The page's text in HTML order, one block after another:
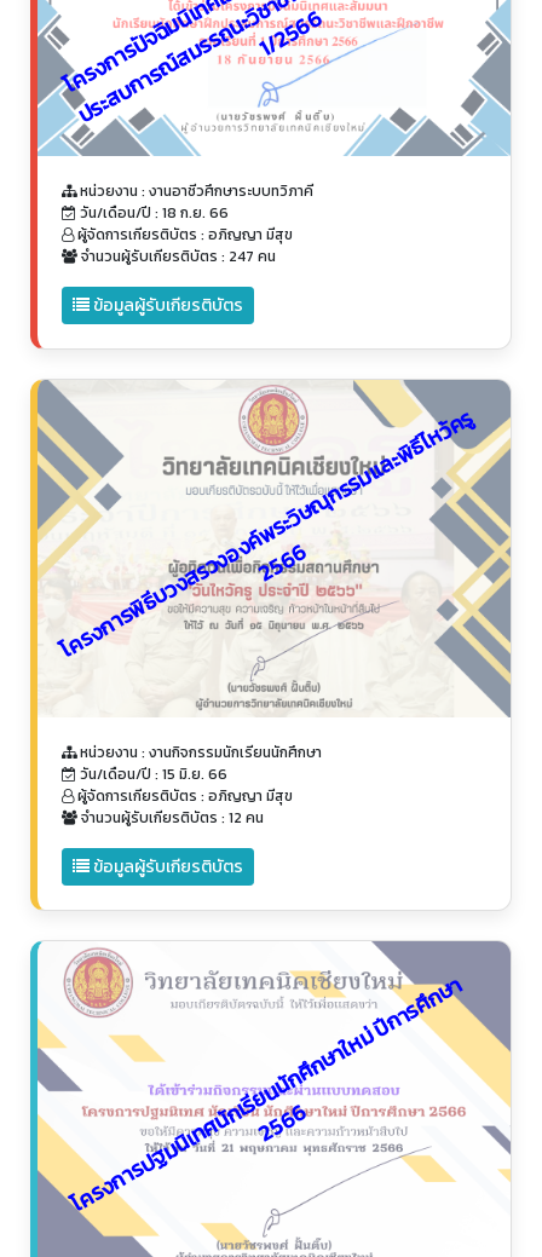
นิ
วิ
6
หน่วยงาน : งานอาชีวศึกษาระบบทวิภาคี
วัน/เดือน/ปี : 18 ก.ย. 66
ผู้จัดการเกียรติบัตร : อภิญญา มีสุข
จำนวนผู้รับเกียรติบัตร : 247 คน
ข้อมูลผู้รับเกียรติบัตร
โ
ค
ร
ง
ก
า
ร
พิ
ธี
บ
ว
ง
ส
ร
ว
ง
อ
ง
ค์
พ
ร
ะ
วิ
ษ
ณุ
ก
ร
ร
ม
แ
ล
ะ
พิ
ธี
ไ
ห
ว้
ค
รู
2
5
6
6
หน่วยงาน : งานกิจกรรมนักเรียนนักศึกษา
วัน/เดือน/ปี : 15 มิ.ย. 66
ผู้จัดการเกียรติบัตร : อภิญญา มีสุข
จำนวนผู้รับเกียรติบัตร : 12 คน
ข้อมูลผู้รับเกียรติบัตร
โ
ค
ร
ง
ก
า
ร
ป
ฐ
ม
นิ
เ
ท
ศ
นั
ก
เ
รี
ย
น
นั
ก
ศึ
ก
ษ
า
ใ
ห
ม่
ปี
ก
า
ร
ศึ
ก
ษ
า
2
5
6
6